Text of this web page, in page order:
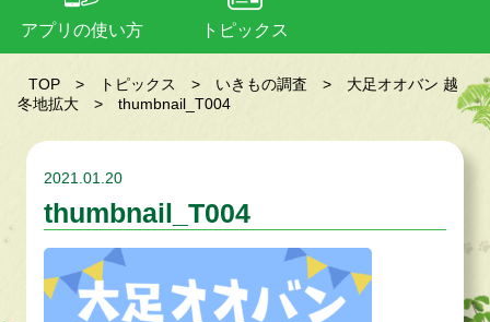
アプリの使い方 トピックス
TOP > トピックス > いきもの調査 >
大足オオバン 越
冬地拡大
> thumbnail_T004
2021.01.20
thumbnail_T004